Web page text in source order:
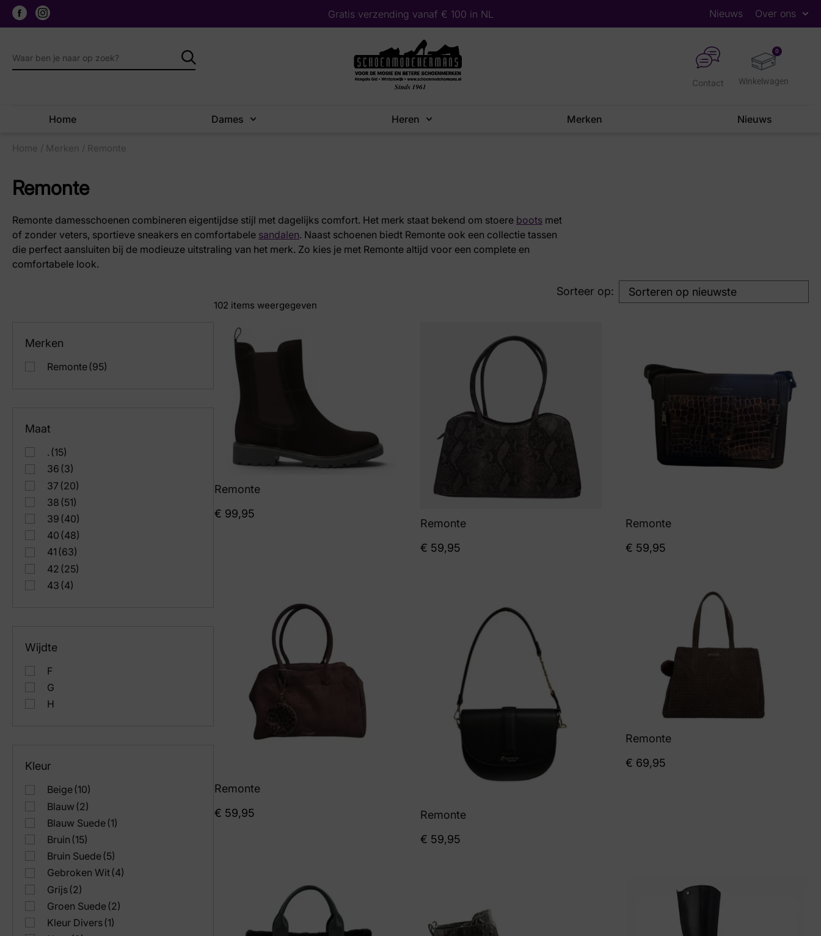
Gratis verzending vanaf € 100 in NL Nieuws Over ons
0
Contact
Home Dames Heren Merken Nieuws
Home / Merken / Remonte
Remonte
Remonte damesschoenen combineren eigentijdse stijl met dagelijks comfort. Het merk staat bekend om stoere boots met
of zonder veters, sportieve sneakers en comfortabele sandalen. Naast schoenen biedt Remonte ook een collectie tassen
die perfect aansluiten bij de modieuze uitstraling van het merk. Zo kies je met Remonte altijd voor een complete en
comfortabele look.
Merken
Remonte(95)
Maat
. (15)
36 (3)
37 (20)
38 (51)
39 (40)
40 (48)
41 (63)
42 (25)
43 (4)
Wijdte
F
G
H
Kleur
Beige(10)
Blauw (2)
Blauw Suede(1)
Bruin (15)
Bruin Suede(5)
Gebroken Wit(4)
Grijs(2)
Groen Suede(2)
Kleur Divers(1)
102 items weergegeven
Sorteer op:
Remonte
€ 99,95
Remonte
€ 59,95
Remonte
€ 59,95
Remonte
€ 59,95
Remonte
€ 59,95
Remonte
€ 69,95